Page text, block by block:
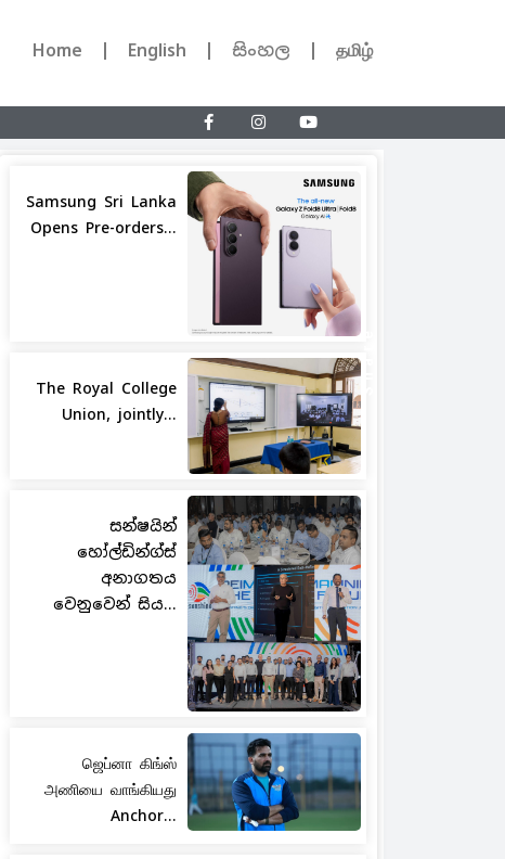
Home English සිංහල தமிழ்
Share
Samsung Sri Lanka
Opens Pre-orders...
The Royal College
Union, jointly...
සන්ෂයින්
හෝල්ඩින්ග්ස්
අනාගතය
වෙනුවෙන් සිය...
ஜெப்னா கிங்ஸ்
அணியை வாங்கியது
Anchor...